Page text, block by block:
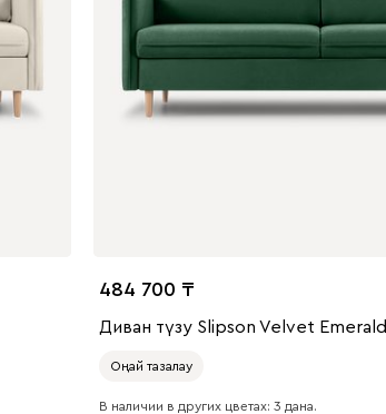
484 700
Диван түзу Slipson Velvet Emerald
Оңай тазалау
В наличии в других цветах: 3 дана.